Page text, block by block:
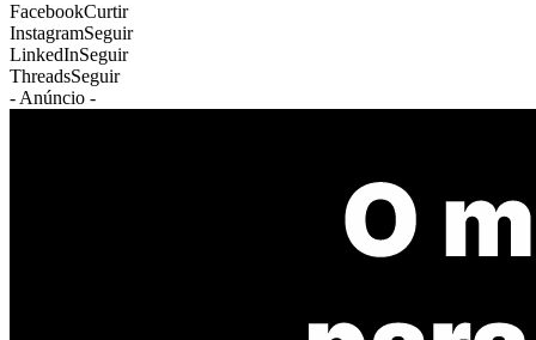
FacebookCurtir
InstagramSeguir
LinkedInSeguir
ThreadsSeguir
- Anúncio -